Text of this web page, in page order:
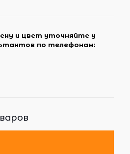
и цвет уточняйте у
по телефонам: